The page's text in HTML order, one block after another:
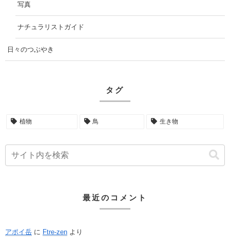
写真
ナチュラリストガイド
日々のつぶやき
タグ
植物 鳥 生き物
最近のコメント
アポイ岳 に Ftre-zen より